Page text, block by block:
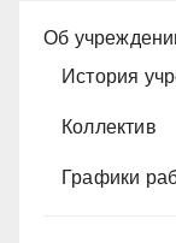
Об
История
Коллектив
Графики